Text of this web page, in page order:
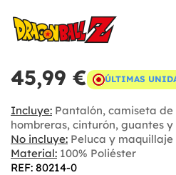
45,99 € ÚLTIMAS
Incluye: Pantalón, camiseta
hombreras, cinturón, guantes
No incluye: Peluca y maquillaje
Material: 100% Poliéster
REF: 80214-0